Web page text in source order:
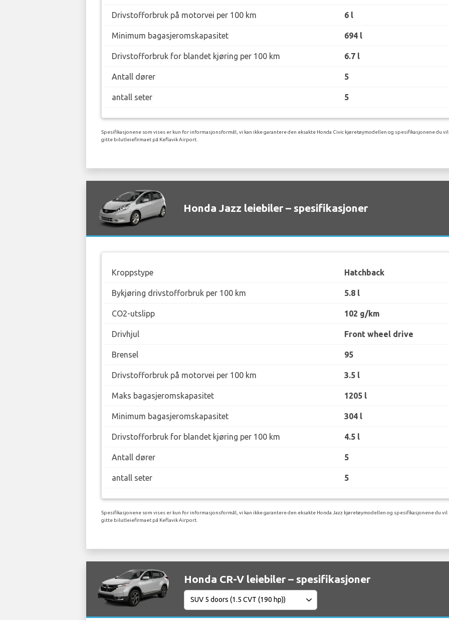
Drivstofforbruk på motorvei per 100 km 6 l
Minimum bagasjeromskapasitet 694 l
Drivstofforbruk for blandet kjøring per 100 km 6.7 l
Antall dører 5
antall seter 5
Spesifikasjonene som vises er kun for informasjonsformål, vi kan ikke garantere den eksakte Honda Civic kjøretøymodellen og spesifikasjonene du
gitte bilutleiefirmaet på Keflavik Airport.
Honda Jazz leiebiler – spesifikasjoner
Kroppstype Hatchback
Bykjøring drivstofforbruk per 100 km 5.8 l
CO2-utslipp 102 g/km
Drivhjul Front wheel drive
Brensel 95
Drivstofforbruk på motorvei per 100 km 3.5 l
Maks bagasjeromskapasitet 1205 l
Minimum bagasjeromskapasitet 304 l
Drivstofforbruk for blandet kjøring per 100 km 4.5 l
Antall dører 5
antall seter 5
Spesifikasjonene som vises er kun for informasjonsformål, vi kan ikke garantere den eksakte Honda Jazz kjøretøymodellen og spesifikasjonene du
gitte bilutleiefirmaet på Keflavik Airport.
Honda CR-V leiebiler – spesifikasjoner